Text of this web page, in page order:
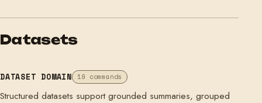
Datasets
DATASET DOMAIN 19 commands
Structured datasets support grounded summaries, grouped